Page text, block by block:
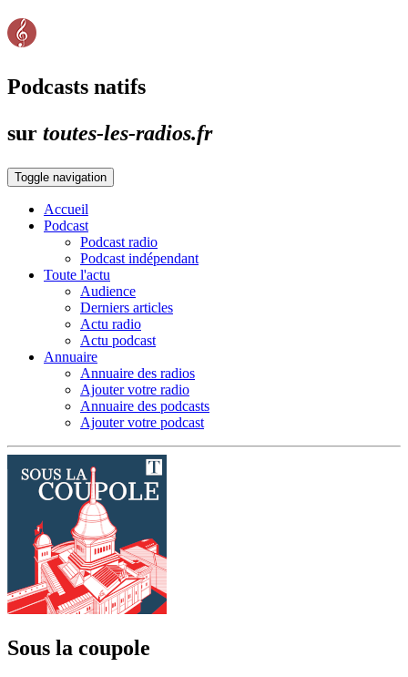
Podcasts natifs
sur toutes-les-radios.fr
Toggle navigation
Accueil
Podcast
Podcast radio
Podcast indépendant
Toute l'actu
Audience
Derniers articles
Actu radio
Actu podcast
Annuaire
Annuaire des radios
Ajouter votre radio
Annuaire des podcasts
Ajouter votre podcast
Sous la coupole